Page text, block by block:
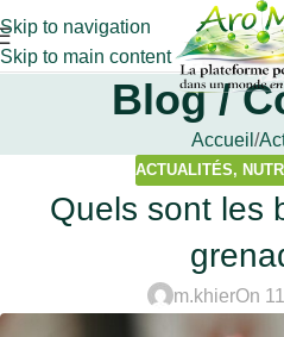
Skip to navigation
Skip to main content
Blog /
Accueil
ACTUALITÉS,
Quels sont les
m.khierOn